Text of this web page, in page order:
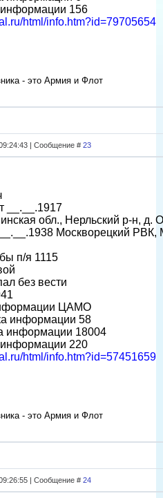
информации 156
html/info.htm?id=79705654
- это Армия и Флот
| Сообщение # 23
__.__.1917
обл., Нерльский р-н, д.
Москворецкий РВК,
п/я 1115
без вести
ЦАМО
информации 58
информации 18004
информации 220
html/info.htm?id=57451659
- это Армия и Флот
| Сообщение # 24